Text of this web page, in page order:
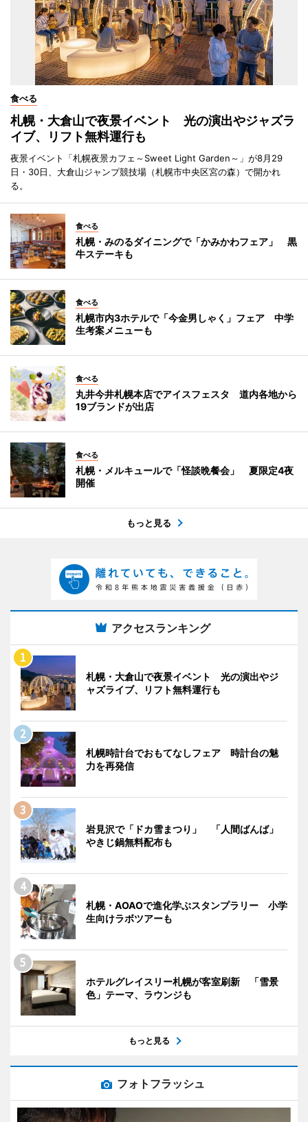
食べる
札幌・大倉山で夜景イベント 光の演出やジャズラ
イブ、リフト無料運行も
夜景イベント「札幌夜景カフェ～Sweet Light Garden～」が8月29
日・30日、大倉山ジャンプ競技場（札幌市中央区宮の森）で開かれ
る。
食べる
札幌・みのるダイニングで「かみかわフェア」 黒
牛ステーキも
食べる
札幌市内3ホテルで「今金男しゃく」フェア 中学
生考案メニューも
食べる
丸井今井札幌本店でアイスフェスタ 道内各地から
19ブランドが出店
食べる
札幌・メルキュールで「怪談晩餐会」 夏限定4夜
開催
もっと見る
アクセスランキング
札幌・大倉山で夜景イベント 光の演出やジ
ャズライブ、リフト無料運行も
札幌時計台でおもてなしフェア 時計台の魅
力を再発信
岩見沢で「ドカ雪まつり」 「人間ばんば」
やきじ鍋無料配布も
札幌・AOAOで進化学ぶスタンプラリー 小学
生向けラボツアーも
ホテルグレイスリー札幌が客室刷新 「雪景
色」テーマ、ラウンジも
もっと見る
フォトフラッシュ